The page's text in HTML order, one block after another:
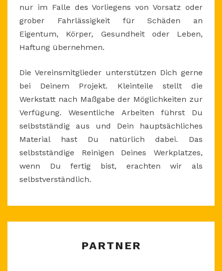
nur im Falle des Vorliegens von Vorsatz oder
grober Fahrlässigkeit für Schäden an
Eigentum, Körper, Gesundheit oder Leben,
Haftung übernehmen.
Die Vereinsmitglieder unterstützen Dich gerne
bei Deinem Projekt. Kleinteile stellt die
Werkstatt nach Maßgabe der Möglichkeiten zur
Verfügung. Wesentliche Arbeiten führst Du
selbstständig aus und Dein hauptsächliches
Material hast Du natürlich dabei. Das
selbstständige Reinigen Deines Werkplatzes,
wenn Du fertig bist, erachten wir als
selbstverständlich.
PARTNER